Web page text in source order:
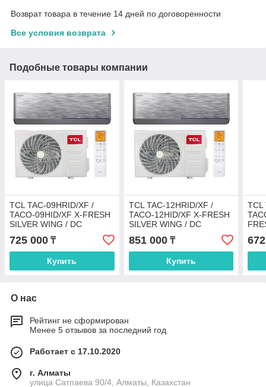
Возврат товара в течение 14 дней по договоренности
Все условия возврата
Подобные товары компании
TCL TAC-09HRID/XF /
TACO-09HID/XF X-FRESH
SILVER WING / DC
725 000 ₸
Купить
TCL TAC-12HRID/XF /
TACO-12HID/XF X-FRESH
SILVER WING / DC
851 000₸
Купить
TCL
О нас
Рейтинг не сформирован
Менее 5 отзывов за последний год
Работает с 17.10.2020
г. Алматы
улица Сатпаева 90/4, Алматы, Казахстан